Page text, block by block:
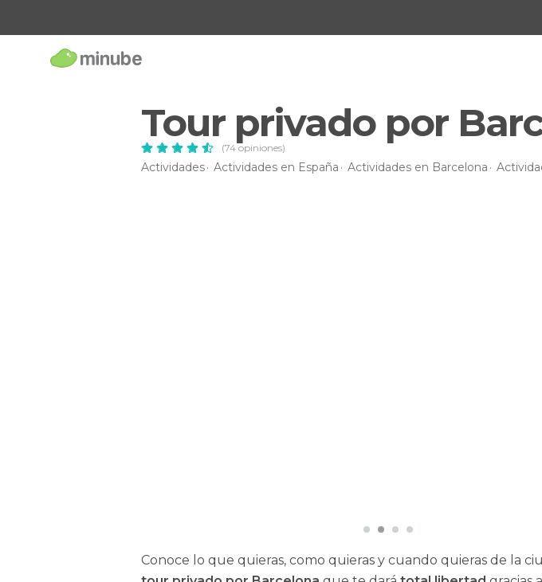
Tour privado por
(74 opiniones)
Actividades Actividades en España Actividades en Barcelona
Conoce lo que quieras, como quieras y cuando quieras de la